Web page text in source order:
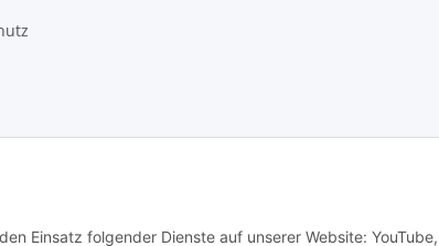
Einsatz folgender Dienste auf unserer Website: